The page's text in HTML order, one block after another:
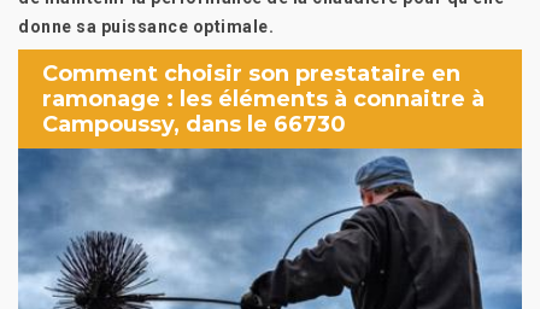
donne sa puissance optimale.
Comment choisir son prestataire en
ramonage : les éléments à connaitre à
Campoussy, dans le 66730